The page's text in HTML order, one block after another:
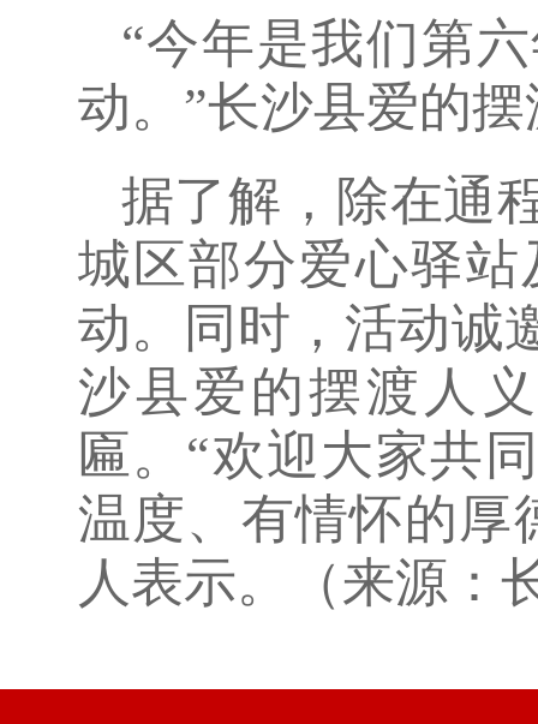
“今年是我们第
动。”长沙县爱的
据了解，除在通
城区部分爱心驿
动。同时，活动诚
沙县爱的摆渡人
匾。“欢迎大家共
温度、有情怀的厚
人表示。（来源：